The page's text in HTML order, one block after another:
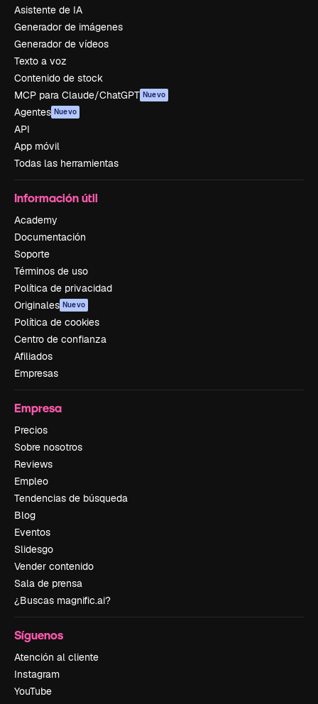
Asistente de IA
Generador de imágenes
Generador de vídeos
Texto a voz
Contenido de stock
MCP para Claude/ChatGPT Nuevo
Agentes Nuevo
API
App móvil
Todas las herramientas
Información útil
Academy
Documentación
Soporte
Términos de uso
Política de privacidad
Originales Nuevo
Política de cookies
Centro de confianza
Afiliados
Empresas
Empresa
Precios
Sobre nosotros
Reviews
Empleo
Tendencias de búsqueda
Blog
Eventos
Slidesgo
Vender contenido
Sala de prensa
¿Buscas magnific.ai?
Síguenos
Atención al cliente
Instagram
YouTube